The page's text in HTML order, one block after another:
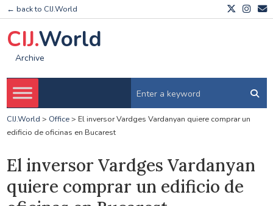
← back to CIJ.World
CIJ.World
Archive
CIJ.World > Office> El inversor Vardges Vardanyan quiere comprar un
edificio de oficinas en Bucarest
El inversor Vardges Vardanyan
quiere comprar un edificio de